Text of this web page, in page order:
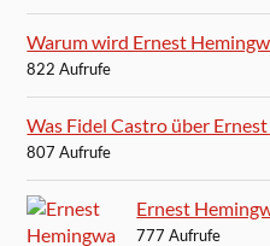
Warum wird Ernest
822 Aufrufe
Was Fidel Castro über
807 Aufrufe
Ernest
777 Aufrufe